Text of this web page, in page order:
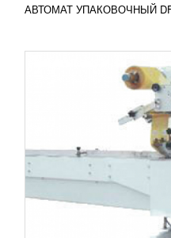
АВТОМАТ УПАКОВОЧНЫЙ
АВТОМАТ DS-600
2 015 292 RUB
Горизонтальный
используется для
товаров, включая
промышленности (...